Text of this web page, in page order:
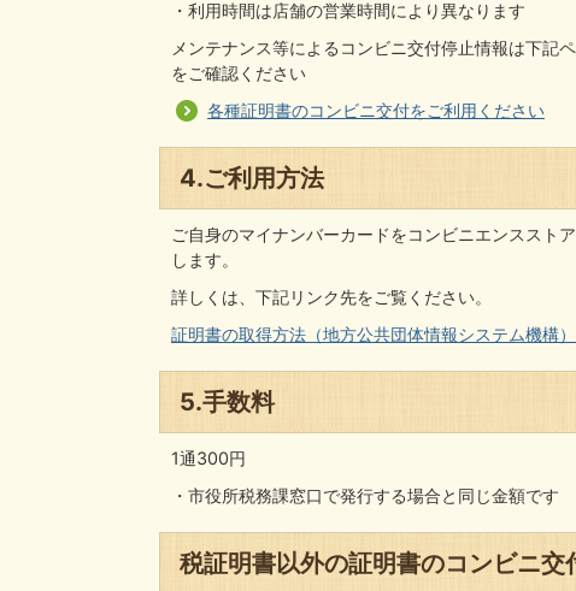
・利用時間は店舗の営業時間により異なります
メンテナンス等によるコンビニ交付停止情報は下記
をご確認ください
各種証明書のコンビニ交付をご利用ください
4.ご利用方法
ご自身のマイナンバーカードをコンビニエンススト
します。
詳しくは、下記リンク先をご覧ください。
証明書の取得方法（地方公共団体情報システム機構）
5.手数料
1通300円
・市役所税務課窓口で発行する場合と同じ金額です
税証明書以外の証明書のコンビニ交